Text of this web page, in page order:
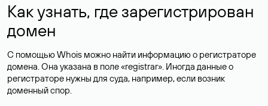
Как узнать, где зарегистрирован
домен
С помощью Whois можно найти информацию о регистраторе
домена. Она указана в поле «registrar». Иногда данные о
регистраторе нужны для суда, например, если возник
доменный спор.